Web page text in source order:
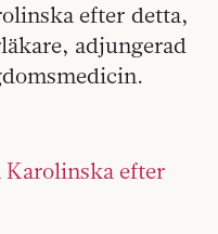
efter detta,
adjungerad
efter